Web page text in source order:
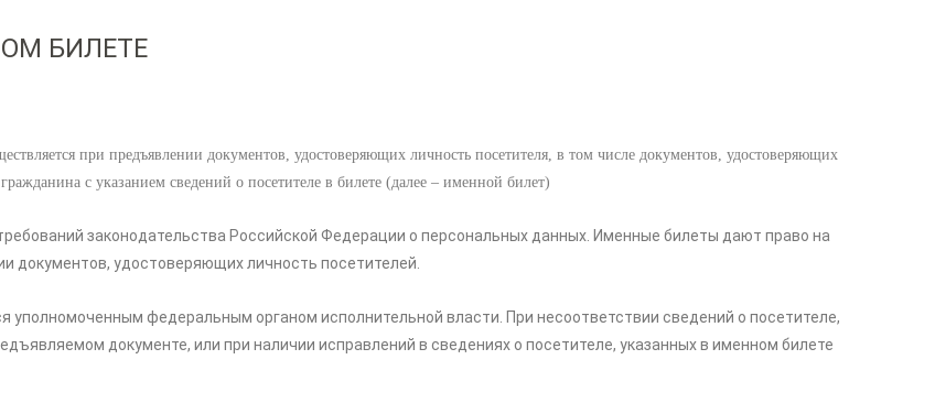
БИЛЕТЕ
при предъявлении документов, удостоверяющих личность посетителя, в том числе документов, удостоверяющих
с указанием сведений о посетителе в билете (далее – именной билет)
законодательства Российской Федерации о персональных данных. Именные билеты дают право на
документов, удостоверяющих личность посетителей.
федеральным органом исполнительной власти. При несоответствии сведений о посетителе,
документе, или при наличии исправлений в сведениях о посетителе, указанных в именном билете